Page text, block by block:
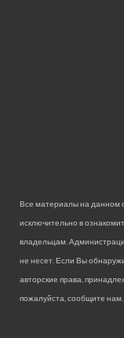
Все материалы на данном
исключительно в
владельцам.
не несет. Если Вы
авторские права,
пожалуйста, сообщите нам.